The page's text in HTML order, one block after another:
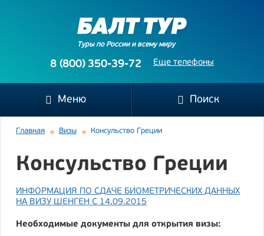
Туры по России и всему миру
Еще телефоны
8 (800) 350-39-72
Меню Поиск
Главная Визы Консульство Греции
Консульство Греции
ИНФОРМАЦИЯ ПО СДАЧЕ БИОМЕТРИЧЕСКИХ ДАННЫХ
НА ВИЗУ ШЕНГЕН С 14.09.2015
Необходимые документы для открытия визы: